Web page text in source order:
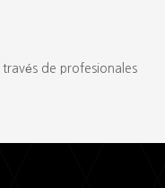
de profesionales